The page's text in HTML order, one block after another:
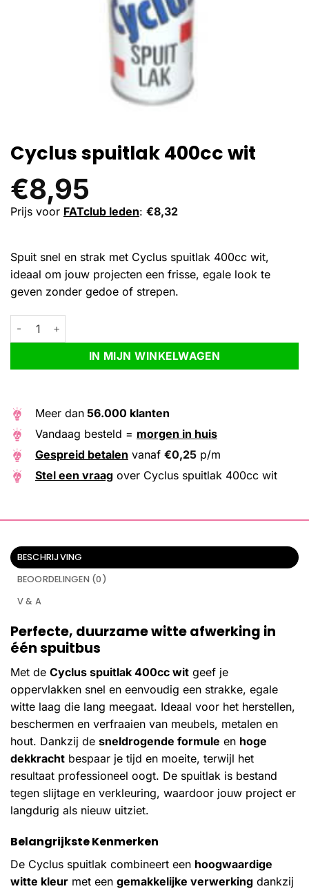
Cyclus spuitlak 400cc wit
€8,95
Prijs voor FATclub leden: €8,32
Spuit snel en strak met Cyclus spuitlak 400cc wit,
ideaal om jouw projecten een frisse, egale look te
geven zonder gedoe of strepen.
Cyclus spuitlak 400cc wit aantal
IN MIJN WINKELWAGEN
Alternative:
Meer dan 56.000 klanten
Vandaag besteld = morgen in huis
Gespreid betalen vanaf €0,25 p/m
Stel een vraag over Cyclus spuitlak 400cc wit
BESCHRIJVING
BEOORDELINGEN (0)
V & A
Perfecte, duurzame witte afwerking in
één spuitbus
Met de Cyclus spuitlak 400cc wit geef je
oppervlakken snel en eenvoudig een strakke, egale
witte laag die lang meegaat. Ideaal voor het herstellen,
beschermen en verfraaien van meubels, metalen en
hout. Dankzij de sneldrogende formule en hoge
dekkracht bespaar je tijd en moeite, terwijl het
resultaat professioneel oogt. De spuitlak is bestand
tegen slijtage en verkleuring, waardoor jouw project er
langdurig als nieuw uitziet.
Belangrijkste Kenmerken
De Cyclus spuitlak combineert een hoogwaardige
witte kleur met een gemakkelijke verwerking dankzij